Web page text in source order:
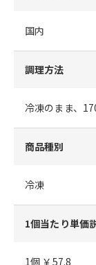
国内
調理方法
冷凍のまま、
商品種別
冷凍
1個当たり単価
1個 ￥57.8